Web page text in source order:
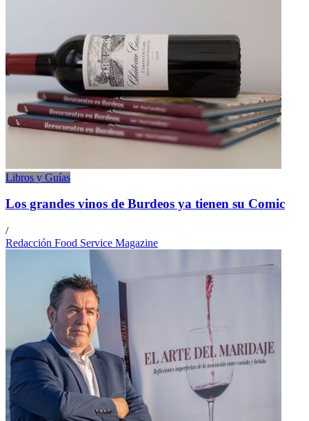
Libros y Guías
Los grandes vinos de Burdeos ya tienen su Comic
/
Redacción Food Service Magazine